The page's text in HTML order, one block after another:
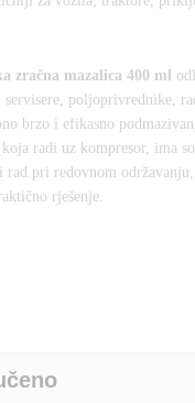
zračna mazalica 400 ml
servisere, poljoprivrednike,
brzo i efikasno
radi uz kompresor, ima
rad pri redovnom
rješenje.